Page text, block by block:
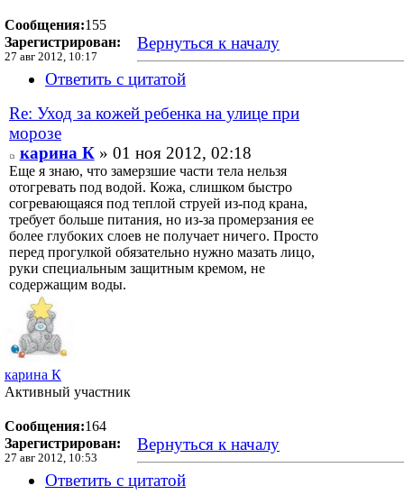
Сообщения:155
Зарегистрирован:
27 авг 2012, 10:17
Вернуться к началу
Ответить с цитатой
Re: Уход за кожей ребенка на улице при
морозе
карина К» 01 ноя 2012, 02:18
Еще я знаю, что замерзшие части тела нельзя
отогревать под водой. Кожа, слишком быстро
согревающаяся под теплой струей из-под крана,
требует больше питания, но из-за промерзания ее
более глубоких слоев не получает ничего. Просто
перед прогулкой обязательно нужно мазать лицо,
руки специальным защитным кремом, не
содержащим воды.
карина К
Активный участник
Сообщения:164
Зарегистрирован:
27 авг 2012, 10:53
Вернуться к началу
Ответить с цитатой